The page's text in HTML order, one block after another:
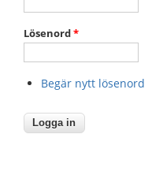
Lösenord*
Begär nytt lösenord